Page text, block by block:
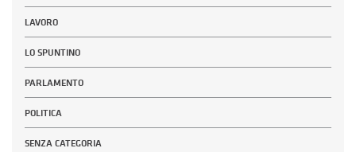
LAVORO
LO SPUNTINO
PARLAMENTO
POLITICA
SENZA CATEGORIA